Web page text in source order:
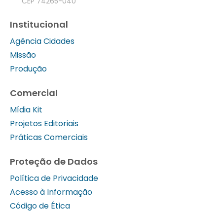
Institucional
Agência Cidades
Missão
Produção
Comercial
Mídia Kit
Projetos Editoriais
Práticas Comerciais
Proteção de Dados
Política de Privacidade
Acesso à Informação
Código de Ética